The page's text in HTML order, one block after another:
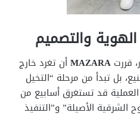
قررت MAZARAأن تغرد خارج
بل تبدأ من مرحلة “التخيل
قد تستغرق أسابيع من
الشرقية الأصيلة” و”التنفيذ